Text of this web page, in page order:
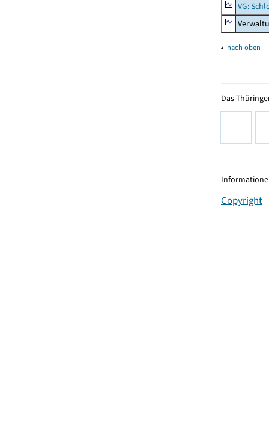
VG:
▴ nach oben
Das
Copyright